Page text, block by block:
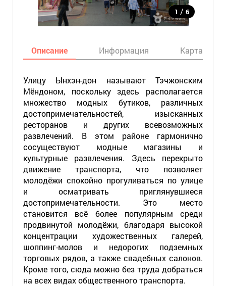
1 / 6
Описание Информация Карта
Улицу Ынхэн-дон называют Тэчжонским
Мёндоном, поскольку здесь располагается
множество модных бутиков, различных
достопримечательностей, изысканных
ресторанов и других всевозможных
развлечений. В этом районе гармонично
сосуществуют модные магазины и
культурные развлечения. Здесь перекрыто
движение транспорта, что позволяет
молодёжи спокойно прогуливаться по улице
и осматривать приглянувшиеся
достопримечательности. Это место
становится всё более популярным среди
продвинутой молодёжи, благодаря высокой
концентрации художественных галерей,
шоппинг-молов и недорогих подземных
торговых рядов, а также свадебных салонов.
Кроме того, сюда можно без труда добраться
на всех видах общественного транспорта.